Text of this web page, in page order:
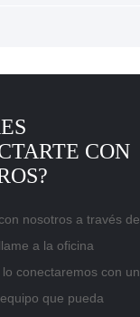
CON
nosotros a través de
a la oficina
conectaremos con un
que pueda